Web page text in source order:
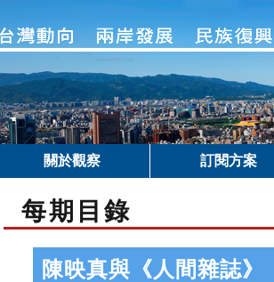
關於觀察 訂閱方案
每期目錄
陳映真與《人間雜誌》